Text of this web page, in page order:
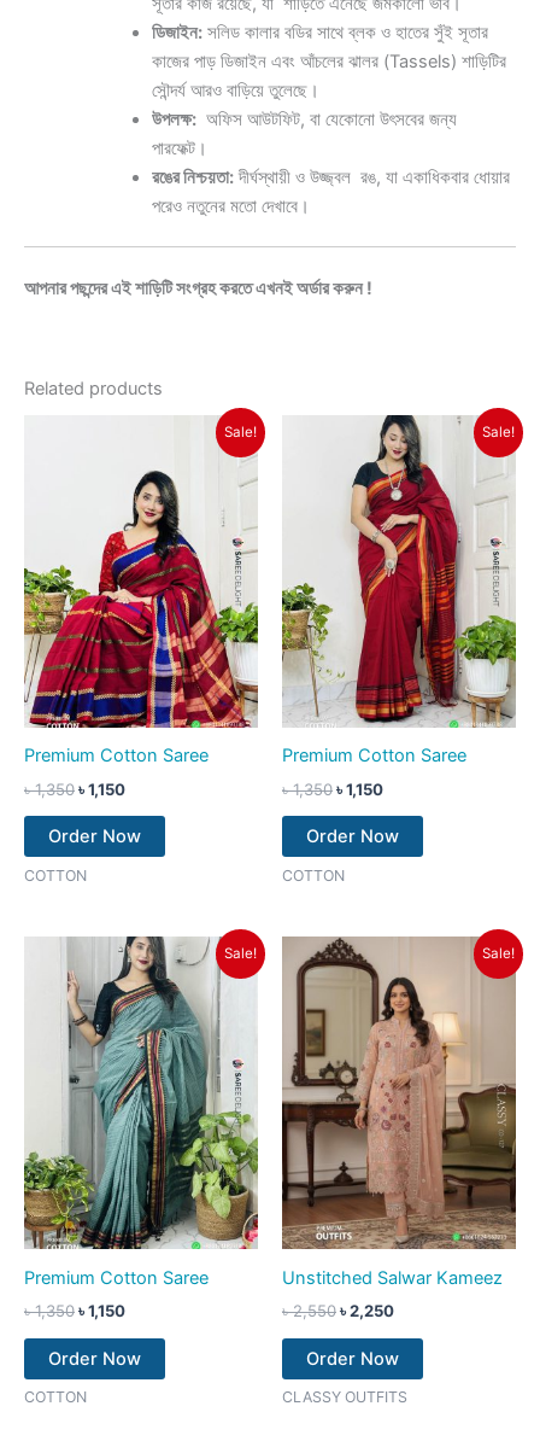
ডিজাইন:সলিড কালার বডির সাথে ব্লক ও হাতের সুঁই সূতার
কাজের পাড় ডিজাইন এবং আঁচলের ঝালর (Tassels) শাড়িটির
সৌন্দর্য আরও বাড়িয়ে তুলেছে।
উপলক্ষ:অফিস আউটফিট, বা যেকোনো উৎসবের জন্য
পারফেক্ট।
রঙের নিশ্চয়তা:দীর্ঘস্থায়ী ও উজ্জ্বল রঙ, যা একাধিকবার ধোয়ার
পরেও নতুনের মতো দেখাবে।
আপনার পছন্দের এই শাড়িটি সংগ্রহ করতে এখনই অর্ডার করুন !
Related products
Sale!
Premium Cotton Saree
৳1,350৳1,150
৳ 1,150.
Order Now
COTTON
Sale!
Premium Cotton Saree
৳1,350
Original
was:
৳ 1,350.
৳1,150
Current
price
is:
৳ 1,150.
Order Now
COTTON
Sale!
Premium Cotton Saree
৳1,350
Original
was:
৳ 1,350.
৳1,150
Current
price
is:
৳ 1,150.
Order Now
COTTON
Sale!
Unstitched Salwar Kameez
৳2,550
Original
price
was:
৳ 2,550.
৳2,250
is:
৳ 2,250.
Order Now
CLASSY OUTFITS